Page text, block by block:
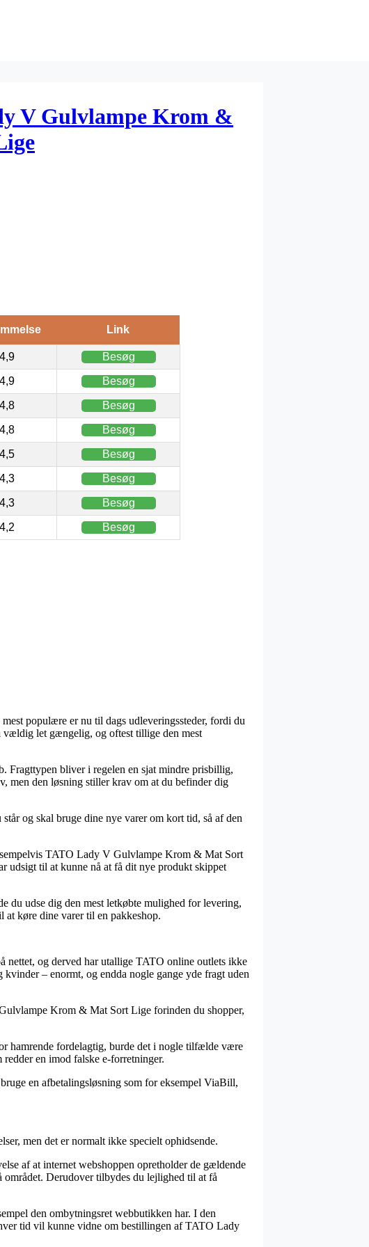
V Gulvlampe Krom &
Link
4,9 Besøg
4,9 Besøg
4,8 Besøg
4,8 Besøg
4,5 Besøg
4,3 Besøg
4,3 Besøg
4,2 Besøg
populære er nu til dags udleveringssteder, fordi du
vældig let gængelig, og oftest tillige den mest
Fragttypen bliver i regelen en sjat mindre prisbillig,
men den løsning stiller krav om at du befinder dig
og skal bruge dine nye varer om kort tid, så af den
TATO Lady V Gulvlampe Krom & Mat Sort
udsigt til at kunne nå at få dit nye produkt skippet
du udse dig den mest letkøbte mulighed for levering,
køre dine varer til en pakkeshop.
nettet, og derved har utallige TATO online outlets ikke
– enormt, og endda nogle gange yde fragt uden
Krom & Mat Sort Lige forinden du shopper,
hamrende fordelagtig, burde det i nogle tilfælde være
en imod falske e-forretninger.
en afbetalingsløsning som for eksempel ViaBill,
men det er normalt ikke specielt ophidsende.
af at internet webshoppen opretholder de gældende
området. Derudover tilbydes du lejlighed til at få
den ombytningsret webbutikken har. I den
tid vil kunne vidne om bestillingen af TATO Lady